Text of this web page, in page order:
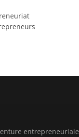
entrepreneuriale